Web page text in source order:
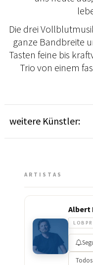
Die drei
ganze Bandbreite
Tasten feine bis
Trio von einem
weitere Künstler:
ARTISTAS
Albert